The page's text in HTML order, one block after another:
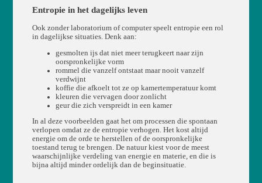
Entropie in het dagelijks leven
Ook zonder laboratorium of computer speelt entropie een rol
in dagelijkse situaties. Denk aan:
gesmolten ijs dat niet meer terugkeert naar zijn
oorspronkelijke vorm
rommel die vanzelf ontstaat maar nooit vanzelf
verdwijnt
koffie die afkoelt tot ze op kamertemperatuur komt
kleuren die vervagen door zonlicht
geur die zich verspreidt in een kamer
In al deze voorbeelden gaat het om processen die spontaan
verlopen omdat ze de entropie verhogen. Het kost altijd
energie om de orde te herstellen of de oorspronkelijke
toestand terug te brengen. De natuur kiest voor de meest
waarschijnlijke verdeling van energie en materie, en die is
bijna altijd minder ordelijk dan de beginsituatie.